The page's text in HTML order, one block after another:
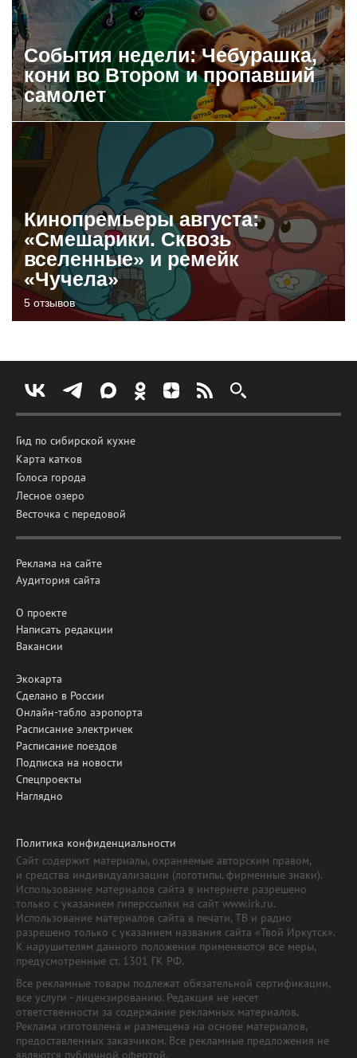
События недели: Чебурашка,
кони во Втором и пропавший
самолет
Кинопремьеры августа:
«Смешарики. Сквозь
вселенные» и ремейк
«Чучела»
5 отзывов
Гид по сибирской кухне
Карта катков
Голоса города
Лесное озеро
Весточка с передовой
Реклама на сайте
Аудитория сайта
О проекте
Написать редакции
Вакансии
Экокарта
Сделано в России
Онлайн-табло аэропорта
Расписание электричек
Расписание поездов
Подписка на новости
Спецпроекты
Наглядно
Политика конфиденциальности
Сайт содержит материалы, охраняемые авторским правом,
и средства индивидуализации (логотипы, фирменные знаки).
Использование материалов сайта в интернете разрешено
только с указанием гиперссылки на сайт www.irk.ru.
Использование материалов сайта в печати, ТВ и радио
разрешено только с указанием названия сайта «Твой Иркутск».
К нарушителям данного положения применяются все меры,
предусмотренные ст. 1301 ГК РФ.
Все рекламные товары подлежат обязательной сертификации,
все услуги - лицензированию. Редакция не несет
ответственности за содержание рекламных материалов.
Реклама изготовлена и размещена на основе материалов,
предоставленных заказчиком. Все рекламные предложения не
являются публичной офертой.